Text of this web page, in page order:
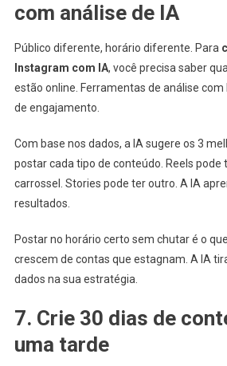
com análise de IA
Público diferente, horário diferente. Para
Instagram com IA, você precisa saber
estão online. Ferramentas de análise
de engajamento.
Com base nos dados, a IA sugere os 3
postar cada tipo de conteúdo. Reels
carrossel. Stories pode ter outro. A IA
resultados.
Postar no horário certo sem chutar é o
crescem de contas que estagnam. A IA
dados na sua estratégia.
7. Crie 30 dias de
uma tarde